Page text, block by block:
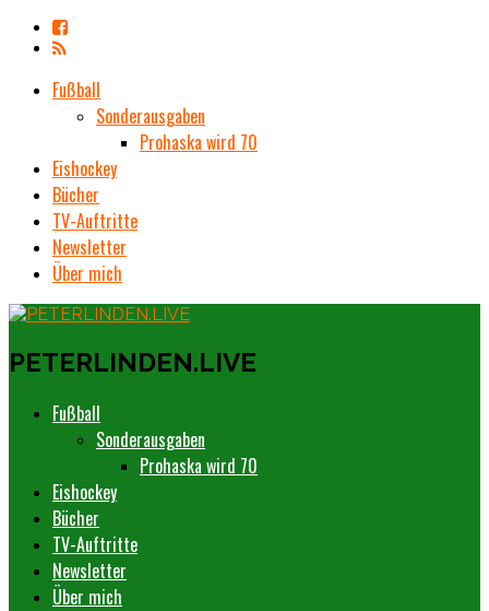
Fußball
Sonderausgaben
Prohaska wird 70
Eishockey
Bücher
TV-Auftritte
Newsletter
Über mich
PETERLINDEN.LIVE
Fußball
Sonderausgaben
Prohaska wird 70
Eishockey
Bücher
TV-Auftritte
Newsletter
Über mich